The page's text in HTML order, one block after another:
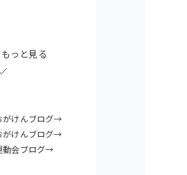
っと見る
がけんブログ→
がけんブログ→
動会ブログ→